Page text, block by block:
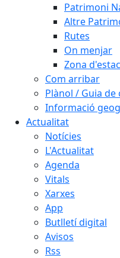
Patrimoni
Altre
Rutes
On menjar
Zona
Com arribar
Plànol / Guia de
Informació
Actualitat
Notícies
L'Actualitat
Agenda
Vitals
Xarxes
App
Butlletí digital
Avisos
Rss